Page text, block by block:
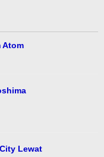
Atom
Lewat